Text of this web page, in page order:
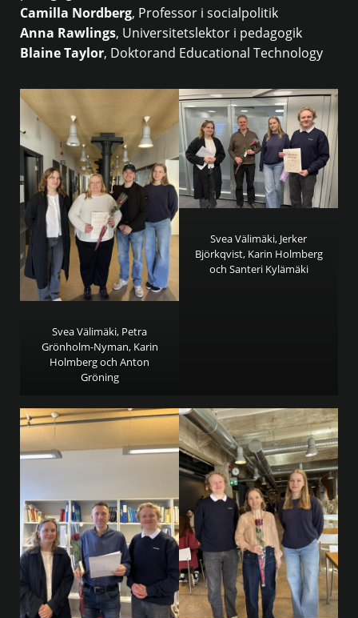
Camilla Nordberg, Professor i socialpolitik
Anna Rawlings, Universitetslektor i pedagogik
Blaine Taylor, Doktorand Educational Technology
Svea Välimäki, Petra
Grönholm-Nyman, Karin
Holmberg och Anton
Gröning
Svea Välimäki, Jerker
Björkqvist, Karin Holmberg
och Santeri Kylämäki